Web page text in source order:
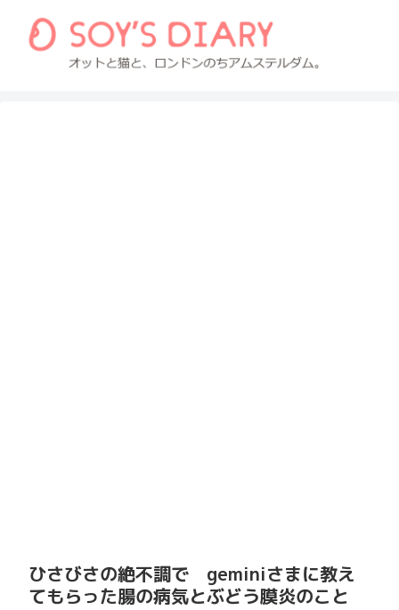
ひさびさの絶不調で geminiさまに教え
てもらった腸の病気とぶどう膜炎のこと